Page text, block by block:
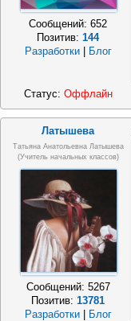
Сообщений:652
Позитив:144
Разработки
Блог
Статус: Оффлайн
Латышева
Татьяна Анатольевна Латышева
(учитель начальных классов)
Сообщений: 5267
Позитив:13781
Разработки
Блог